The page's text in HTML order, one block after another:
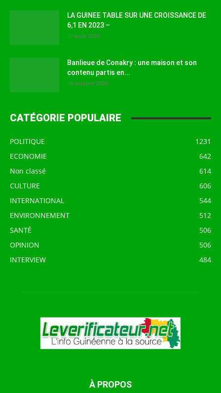
LA GUINEE TABLE SUR UNE CROISSANCE DE
6,1 EN 2023 –
17 août 2023
Banlieue de Conakry : une maison et son
contenu partis en...
16 octobre 2024
CATÉGORIE POPULAIRE
POLITIQUE
1231
ECONOMIE
642
Non classé
614
CULTURE
606
INTERNATIONAL
544
ENVIRONNEMENT
512
SANTÉ
506
OPINION
506
INTERVIEW
484
À PROPOS